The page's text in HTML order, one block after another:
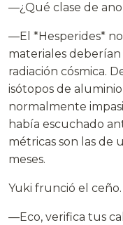
—¿Qué clase de
—El *Hesperides*
materiales
radiación cósmica.
isótopos de
normalmente
había escuchado
métricas son las de
meses.
Yuki frunció el ceño.
—Eco, verifica tus